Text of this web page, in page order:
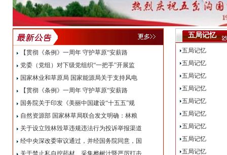
【贯彻《条例》一周年 守护草原“安薪路
党委（党组）对下级党组织“一把手”开展监
国家林业和草原局 国家能源局关于支持风电
【贯彻《条例》一周年 守护草原“安薪路
国务院关于印发《美丽中国建设“十五五”规
自然资源部 国家林草局联合发文明确：林粮
关于设立毁林毁草违规违法行为投诉举报渠道
经中央深改委审议通过，并经国务院同意，国
关于禁止私自挖药材、采集桦树汁暨严厉打击
五局记忆
五局记忆
五局记忆
五局记忆
五局记忆
五局记忆
五局记忆
五局记忆
五局记忆
五局记忆